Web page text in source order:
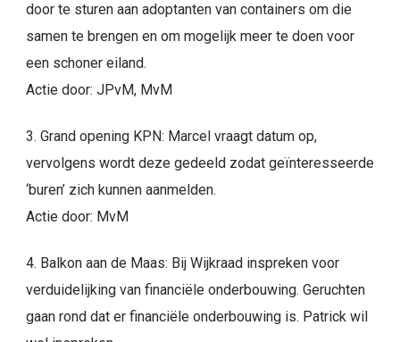
door te sturen aan adoptanten van containers om die
samen te brengen en om mogelijk meer te doen voor
een schoner eiland.
Actie door: JPvM, MvM
3. Grand opening KPN: Marcel vraagt datum op,
vervolgens wordt deze gedeeld zodat geïnteresseerde
‘buren’ zich kunnen aanmelden.
Actie door: MvM
4. Balkon aan de Maas: Bij Wijkraad inspreken voor
verduidelijking van financiële onderbouwing. Geruchten
gaan rond dat er financiële onderbouwing is. Patrick wil